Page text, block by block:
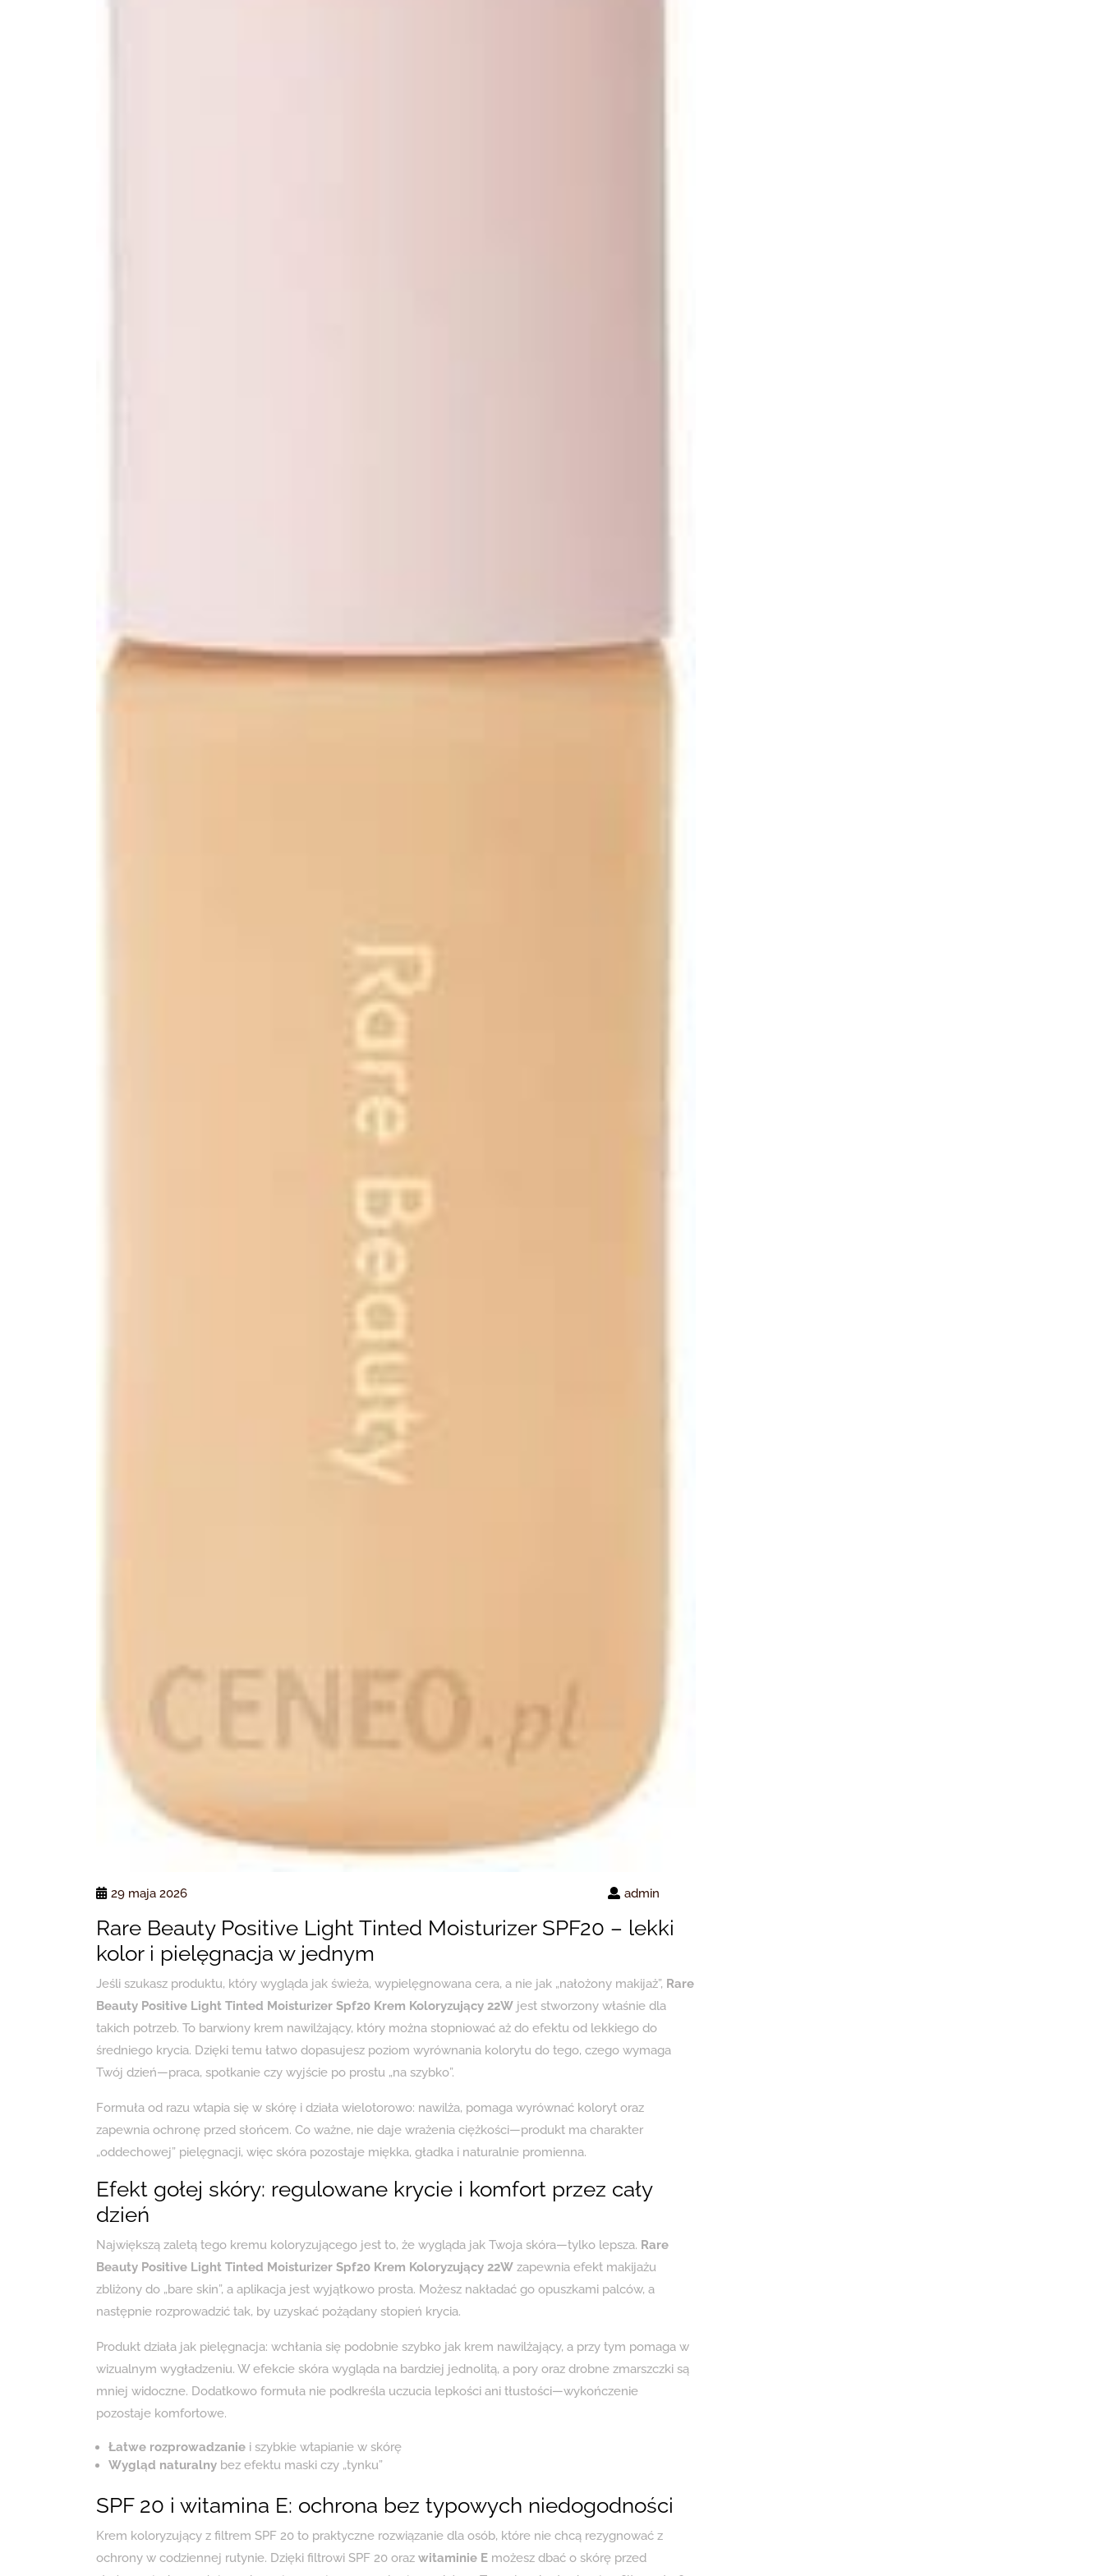
29 maja 2026 admin
Rare Beauty Positive Light Tinted Moisturizer SPF20 – lekki
kolor i pielęgnacja w jednym
Jeśli szukasz produktu, który wygląda jak świeża, wypielęgnowana cera, a nie jak „nałożony makijaż”, Rare
Beauty Positive Light Tinted Moisturizer Spf20 Krem Koloryzujący 22W jest stworzony właśnie dla
takich potrzeb. To barwiony krem nawilżający, który można stopniować aż do efektu od lekkiego do
średniego krycia. Dzięki temu łatwo dopasujesz poziom wyrównania kolorytu do tego, czego wymaga
Twój dzień—praca, spotkanie czy wyjście po prostu „na szybko”.
Formuła od razu wtapia się w skórę i działa wielotorowo: nawilża, pomaga wyrównać koloryt oraz
zapewnia ochronę przed słońcem. Co ważne, nie daje wrażenia ciężkości—produkt ma charakter
„oddechowej” pielęgnacji, więc skóra pozostaje miękka, gładka i naturalnie promienna.
Efekt gołej skóry: regulowane krycie i komfort przez cały
dzień
Największą zaletą tego kremu koloryzującego jest to, że wygląda jak Twoja skóra—tylko lepsza. Rare
Beauty Positive Light Tinted Moisturizer Spf20 Krem Koloryzujący 22W zapewnia efekt makijażu
zbliżony do „bare skin”, a aplikacja jest wyjątkowo prosta. Możesz nakładać go opuszkami palców, a
następnie rozprowadzić tak, by uzyskać pożądany stopień krycia.
Produkt działa jak pielęgnacja: wchłania się podobnie szybko jak krem nawilżający, a przy tym pomaga w
wizualnym wygładzeniu. W efekcie skóra wygląda na bardziej jednolitą, a pory oraz drobne zmarszczki są
mniej widoczne. Dodatkowo formuła nie podkreśla uczucia lepkości ani tłustości—wykończenie
pozostaje komfortowe.
Łatwe rozprowadzanie i szybkie wtapianie w skórę
Wygląd naturalny bez efektu maski czy „tynku”
SPF 20 i witamina E: ochrona bez typowych niedogodności
Krem koloryzujący z filtrem SPF 20 to praktyczne rozwiązanie dla osób, które nie chcą rezygnować z
ochrony w codziennej rutynie. Dzięki filtrowi SPF 20 oraz witaminie E możesz dbać o skórę przed